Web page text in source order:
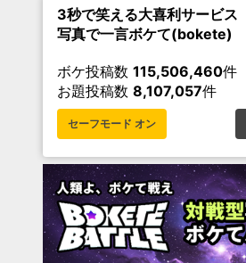
3秒で笑える大喜利サービス
写真で一言ボケて(bokete)
ボケ投稿数 115,506,460件
お題投稿数 8,107,057件
セーフモード オン